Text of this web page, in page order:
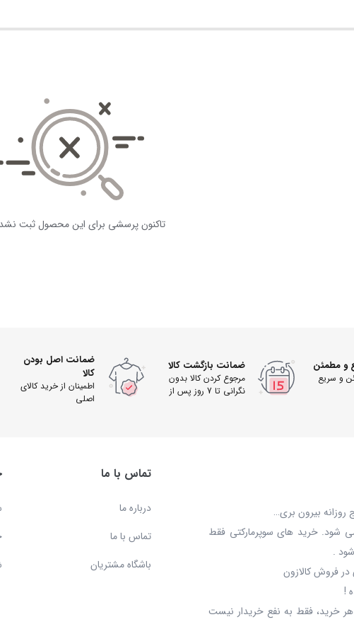
تاکنون پرسشی برای این محصول ثبت
و مطمئن
و سریع
ضمانت بازگشت کالا
مرجوع کردن کالا بدون
نگرانی تا 7 روز پس از
ضمانت اصل بودن
کالا
اطمینان از خرید کالای
اصلی
روزانه بیرون بری…
شود. خرید های سوپرمارکتی فقط
.
فروش کالازون
!
هر خرید، فقط به نفع خریدار نیست
تماس با ما
درباره ما
تماس با ما
باشگاه مشتریان